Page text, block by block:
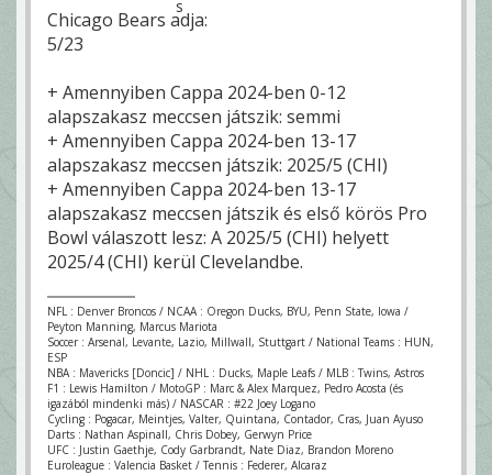
Chicago Bears adja:
5/23
+ Amennyiben Cappa 2024-ben 0-12
alapszakasz meccsen játszik: semmi
+ Amennyiben Cappa 2024-ben 13-17
alapszakasz meccsen játszik: 2025/5 (CHI)
+ Amennyiben Cappa 2024-ben 13-17
alapszakasz meccsen játszik és első körös Pro
Bowl válaszott lesz: A 2025/5 (CHI) helyett
2025/4 (CHI) kerül Clevelandbe.
NFL : Denver Broncos / NCAA : Oregon Ducks, BYU, Penn State, Iowa /
Peyton Manning, Marcus Mariota
Soccer : Arsenal, Levante, Lazio, Millwall, Stuttgart / National Teams : HUN,
ESP
NBA : Mavericks [Doncic] / NHL : Ducks, Maple Leafs / MLB : Twins, Astros
F1 : Lewis Hamilton / MotoGP : Marc & Alex Marquez, Pedro Acosta (és
igazából mindenki más) / NASCAR : #22 Joey Logano
Cycling : Pogacar, Meintjes, Valter, Quintana, Contador, Cras, Juan Ayuso
Darts : Nathan Aspinall, Chris Dobey, Gerwyn Price
UFC : Justin Gaethje, Cody Garbrandt, Nate Diaz, Brandon Moreno
Euroleague : Valencia Basket / Tennis : Federer, Alcaraz